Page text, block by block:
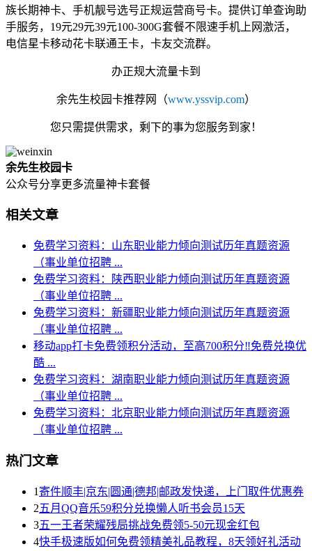
族长期神卡、手机靓号选号正规运营商号卡。提供订单查询助
手服务，19元29元39元100-300G套餐不限速手机上网激活，
电信星卡移动花卡联通王卡，卡友交流群。
办正规大流量卡到
余先生校园卡推荐网 （www.yssvip.com）
您只需提供需求，剩下的事为您服务到家！
余先生校园卡
公众号分享更多流量神卡套餐
相关文章
免费学习资料：山东职业能力倾向测试历年真题资源
（事业单位招聘 ...
免费学习资料：陕西职业能力倾向测试历年真题资源
（事业单位招聘 ...
免费学习资料：新疆职业能力倾向测试历年真题资源
（事业单位招聘 ...
移动app打卡免费领积分活动，至高700积分‼️免费兑换优
酷 ...
免费学习资料：湖南职业能力倾向测试历年真题资源
（事业单位招聘 ...
免费学习资料：北京职业能力倾向测试历年真题资源
（事业单位招聘 ...
热门文章
1 寄件顺丰|京东|圆通|德邦|邮政发快递，上门取件优惠券
2五月QQ音乐59积分兑换懒人听书会员15天
3五一王者荣耀残局挑战免费领5-50元现金红包
4快手极速版如何免费领精美礼品教程，8天领好礼活动